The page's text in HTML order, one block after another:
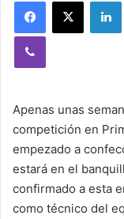
Apenas unas
competición en
empezado a
estará en el
confirmado a esta
como técnico del